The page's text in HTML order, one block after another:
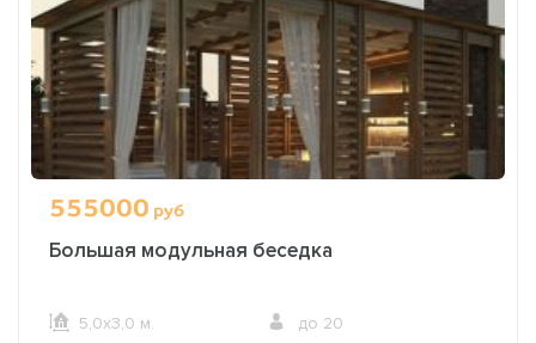
555000 руб
Большая модульная беседка
5,0х3,0 м. до 20